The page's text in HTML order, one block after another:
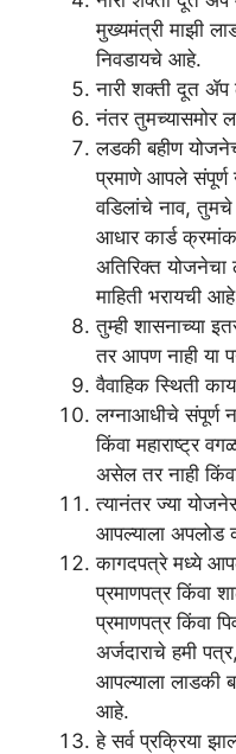
मुख्यमंत्री माझी
निवडायचे आहे.
नारी शक्ती दूत
नंतर तुमच्यासमोर
लडकी बहीण
प्रमाणे आपले संपूर्ण
वडिलांचे नाव, तुमचे
आधार कार्ड क्रमांक
अतिरिक्त
माहिती भरायची
तुम्ही शासनाच्या
तर आपण नाही या
वैवाहिक स्थिती काय
लग्नाआधीचे संपूर्ण
किंवा महाराष्ट्र
असेल तर नाही
त्यानंतर ज्या
आपल्याला अपलोड
कागदपत्रे मध्ये
प्रमाणपत्र किंवा
प्रमाणपत्र किंवा
अर्जदाराचे हमी
आपल्याला लाडकी
आहे.
हे सर्व प्रक्रिया